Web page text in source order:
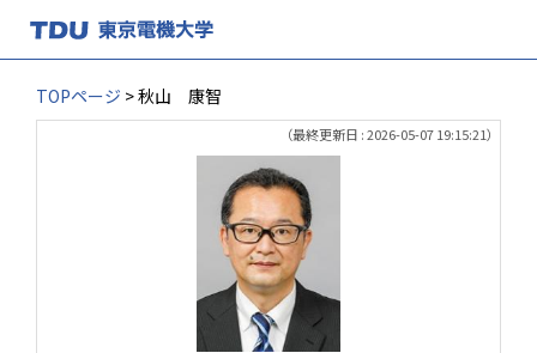
TOPページ > 秋山 康智
（最終更新日 : 2026-05-07 19:15:21）